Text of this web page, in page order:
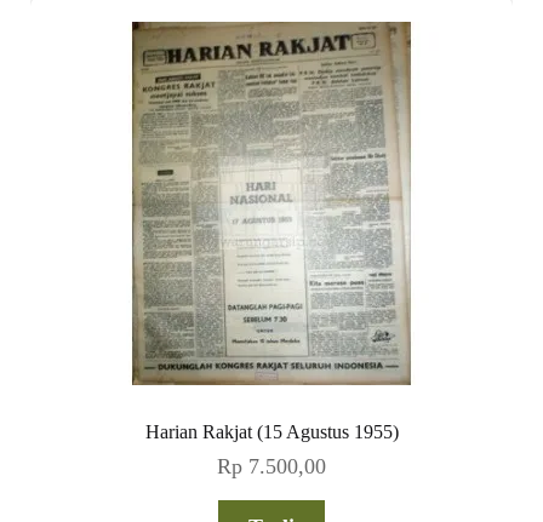
Harian Rakjat (15 Agustus 1955)
Rp 7.500,00